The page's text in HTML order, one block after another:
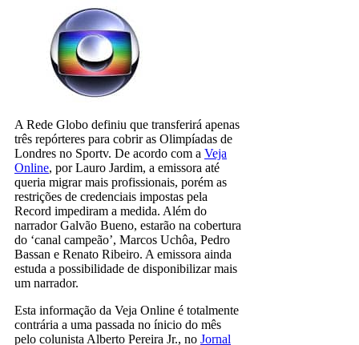
A Rede Globo definiu que transferirá apenas
três repórteres para cobrir as Olimpíadas de
Londres no Sportv. De acordo com a Veja
Online, por Lauro Jardim, a emissora até
queria migrar mais profissionais, porém as
restrições de credenciais impostas pela
Record impediram a medida. Além do
narrador Galvão Bueno, estarão na cobertura
do ‘canal campeão’, Marcos Uchôa, Pedro
Bassan e Renato Ribeiro. A emissora ainda
estuda a possibilidade de disponibilizar mais
um narrador.
Esta informação da Veja Online é totalmente
contrária a uma passada no ínicio do mês
pelo colunista Alberto Pereira Jr., no Jornal